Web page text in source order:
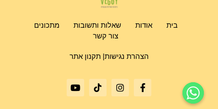
בית אודות שאלות ותשובות
מתכונים
צור קשר
הצהרת נגישות| תקנון אתר